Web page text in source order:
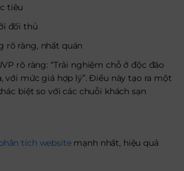
tiêu
đối thủ
rõ ràng, nhất quán
rõ ràng: “Trải nghiệm chỗ ở độc đáo
với mức giá hợp lý”. Điều này tạo ra một
biệt so với các chuỗi khách sạn
tích websitemạnh nhất, hiệu quả